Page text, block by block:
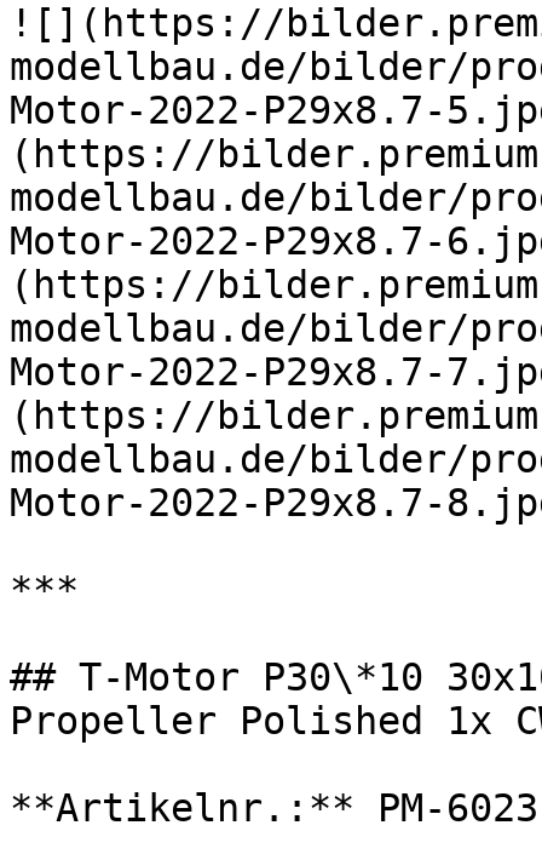
![](https://
modellbau.de/bilder/
Motor-2022-P29x8.7-
(https://
modellbau.de/bilder/
Motor-2022-P29x8.7-
(https://
modellbau.de/bilder/
Motor-2022-P29x8.7-
(https://
modellbau.de/bilder/
Motor-2022-P29x8.7-
***
## T-Motor P30\*10
Propeller Polished 1x
**Artikelnr.:** PM-